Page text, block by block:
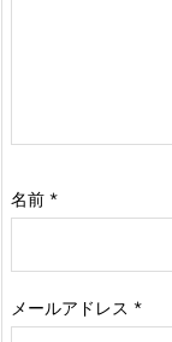
名前 *
メールアドレス *